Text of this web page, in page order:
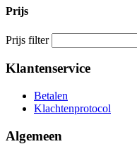
Prijs
Prijs filter
Klantenservice
Betalen
Klachtenprotocol
Algemeen